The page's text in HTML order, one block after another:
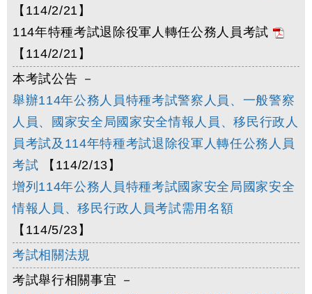
【114/2/21】
114年特種考試退除役軍人轉任公務人員考試
【114/2/21】
本考試公告 －
舉辦114年公務人員特種考試警察人員、一般警察
人員、國家安全局國家安全情報人員、移民行政人
員考試及114年特種考試退除役軍人轉任公務人員
考試 【114/2/13】
增列114年公務人員特種考試國家安全局國家安全
情報人員、移民行政人員考試需用名額
【114/5/23】
考試相關法規
考試舉行相關事宜 －